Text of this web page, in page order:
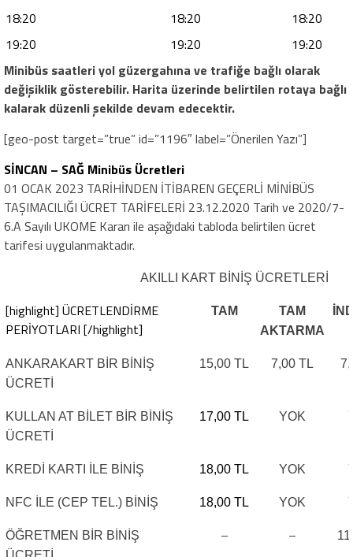
18:20
18:20
18:20
19:20
19:20
19:20
Minibüs saatleri yol güzergahına ve trafiğe bağlı olarak
değişiklik gösterebilir. Harita üzerinde belirtilen rotaya bağlı
kalarak düzenli şekilde devam edecektir.
[geo-post target=”true” id=”1196″ label=”Önerilen Yazı”]
SİNCAN – SAĞ Minibüs Ücretleri
01 OCAK 2023 TARİHİNDEN İTİBAREN GEÇERLİ MİNİBÜS
TAŞIMACILIĞI ÜCRET TARİFELERİ 23.12.2020 Tarih ve 2020/7-
6.A Sayılı UKOME Kararı ile aşağıdaki tabloda belirtilen ücret
tarifesi uygulanmaktadır.
AKILLI KART BİNİŞ ÜCRETLERİ
[highlight] ÜCRETLENDİRME
PERİYOTLARI [/highlight]
TAM
TAM
AKTARMA
ANKARAKART BİR BİNİŞ
ÜCRETİ
15,00 TL 7,00 TL
KULLAN AT BİLET BİR BİNİŞ
ÜCRETİ
17,00 TL YOK
KREDİ KARTI İLE BİNİŞ 18,00 TL YOK
NFC İLE (CEP TEL.) BİNİŞ 18,00 TL YOK
ÖĞRETMEN BİR BİNİŞ
– –